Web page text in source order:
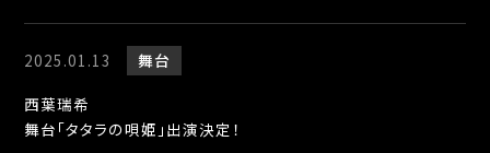
2025.01.13
舞台
西葉瑞希
舞台「タタラの唄姫」出演決定！